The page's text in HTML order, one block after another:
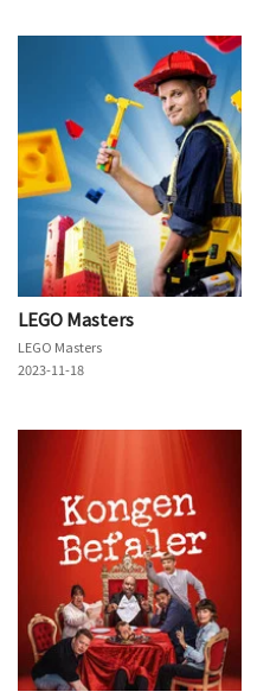
LEGO Masters
LEGO Masters
2023-11-18